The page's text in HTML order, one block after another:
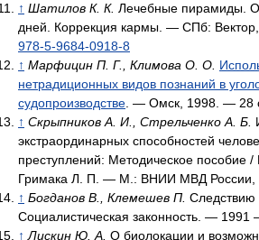
↑ Шатилов К. К. Лечебные пирамиды.
дней. Коррекция кармы. — СПб:
978-5-9684-0918-8
↑ Марфицин П. Г., Климова О. О.
нетрадиционных видов познаний в
судопроизводстве. — Омск, 1998. — 28
↑ Скрыпников А. И., Стрельченко А. Б.
экстраординарных способностей
преступлений: Методическое пособие
Гримака Л. П. — М.: ВНИИ МВД России,
↑ Богданов В., Клемешев П. Следствию
Социалистическая законность. —
↑ Лискин Ю. А. О биолокации и